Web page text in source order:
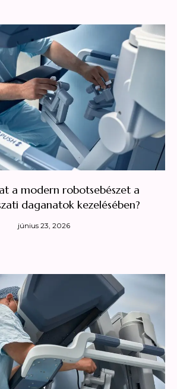
a modern robotsebészet a
daganatok kezelésében?
június 23, 2026